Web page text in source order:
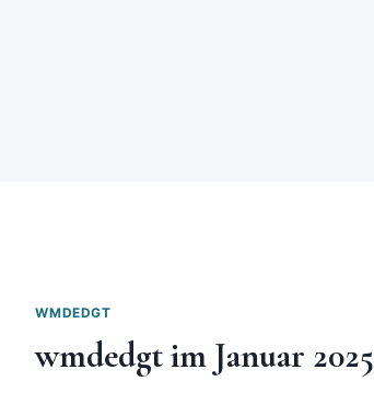
WMDEDGT
wmdedgt im Januar 2025